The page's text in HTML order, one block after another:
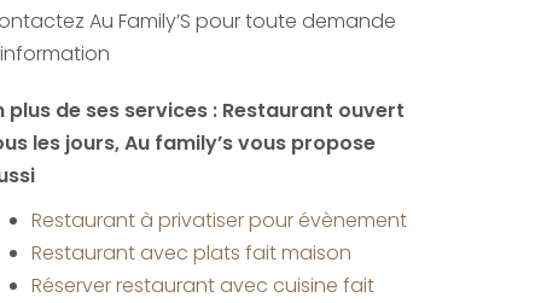
Au Family’S pour toute demande
plus de ses services : Restaurant ouvert
les jours, Au family’s vous propose
Restaurant à privatiser pour évènement
Restaurant avec plats fait maison
Réserver restaurant avec cuisine fait